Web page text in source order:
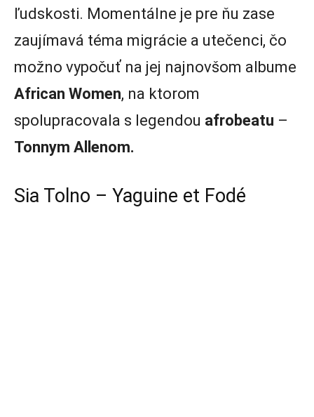
ľudskosti. Momentálne je pre ňu zase
zaujímavá téma migrácie a utečenci, čo
možno vypočuť na jej najnovšom albume
African Women, na ktorom
spolupracovala s legendou afrobeatu –
Tonnym Allenom.
Sia Tolno – Yaguine et Fodé